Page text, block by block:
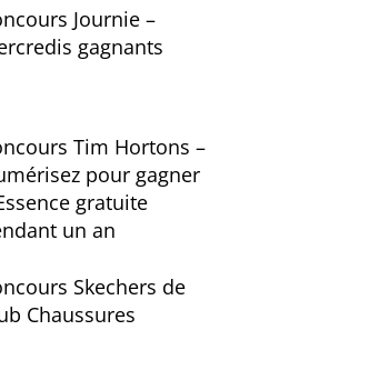
Journie –
gagnants
Tim Hortons –
pour gagner
gratuite
un an
Skechers de
Chaussures